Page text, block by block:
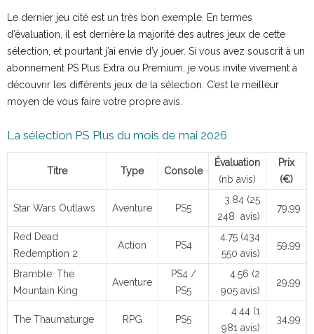
Le dernier jeu cité est un très bon exemple. En termes
d’évaluation, il est derrière la majorité des autres jeux de cette
sélection, et pourtant j’ai envie d’y jouer. Si vous avez souscrit à un
abonnement PS Plus Extra ou Premium, je vous invite vivement à
découvrir les différents jeux de la sélection. C’est le meilleur
moyen de vous faire votre propre avis.
La sélection PS Plus du mois de mai 2026
Titre Type Console
Évaluation
(nb avis)
Prix
(€)
Star Wars Outlaws Aventure PS5
3.84 (25
248 avis)
79,99
Red Dead
Redemption 2
Action PS4
4.75 (434
550 avis)
59,99
Bramble: The
Mountain King
Aventure
PS4 /
PS5
4.56 (2
905 avis)
29,99
The Thaumaturge RPG PS5
4.44 (1
981 avis)
34,99